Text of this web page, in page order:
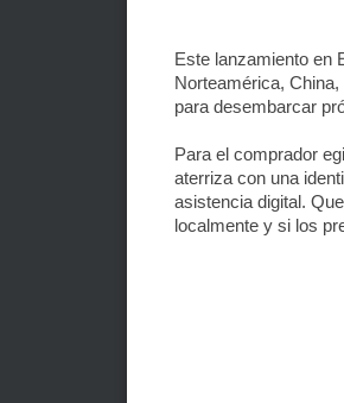
Este lanzamiento en
Norteamérica,
para desembarcar
Para el comprador
aterriza con una
asistencia digital.
localmente y si los